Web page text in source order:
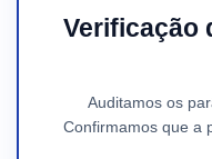
Verificação
Auditamos os
Confirmamos que a